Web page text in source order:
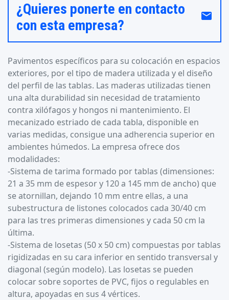
¿Quieres ponerte en contacto
con esta empresa?
email
Pavimentos específicos para su colocación en espacios
exteriores, por el tipo de madera utilizada y el diseño
del perfil de las tablas. Las maderas utilizadas tienen
una alta durabilidad sin necesidad de tratamiento
contra xilófagos y hongos ni mantenimiento. El
mecanizado estriado de cada tabla, disponible en
varias medidas, consigue una adherencia superior en
ambientes húmedos. La empresa ofrece dos
modalidades:
-Sistema de tarima formado por tablas (dimensiones:
21 a 35 mm de espesor y 120 a 145 mm de ancho) que
se atornillan, dejando 10 mm entre ellas, a una
subestructura de listones colocados cada 30/40 cm
para las tres primeras dimensiones y cada 50 cm la
última.
-Sistema de losetas (50 x 50 cm) compuestas por tablas
rigidizadas en su cara inferior en sentido transversal y
diagonal (según modelo). Las losetas se pueden
colocar sobre soportes de PVC, fijos o regulables en
altura, apoyadas en sus 4 vértices.